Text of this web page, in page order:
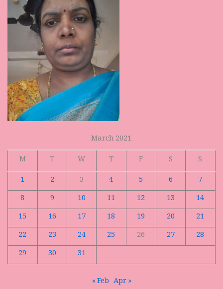
March 2021
M
T W T F S
S
1
2 3 4 5 6
7
8
9 10 11 12 13
14
15
16 17 18 19 20
21
22
23 24 25 26 27
28
29
30 31
« Feb Apr »